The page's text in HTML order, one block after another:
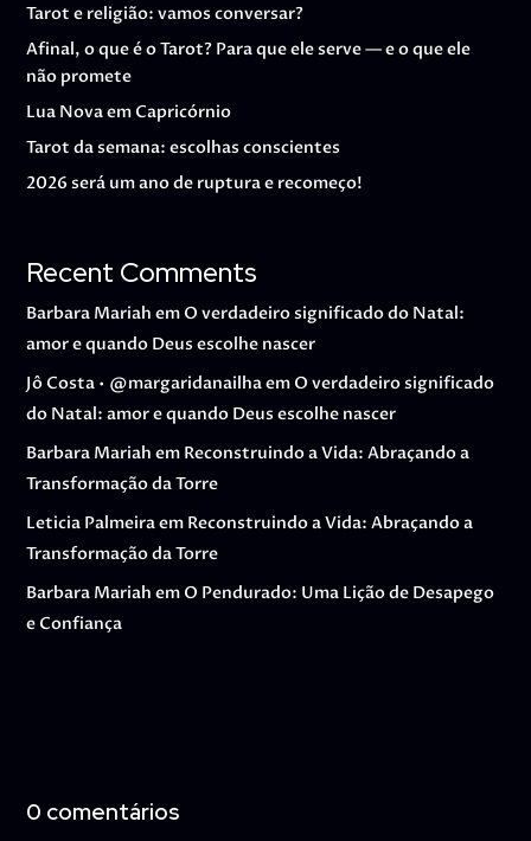
Tarot e religião: vamos conversar?
Afinal, o que é o Tarot? Para que ele serve — e o que ele
não promete
Lua Nova em Capricórnio
Tarot da semana: escolhas conscientes
2026 será um ano de ruptura e recomeço!
Recent Comments
Barbara Mariah em O verdadeiro significado do Natal:
amor e quando Deus escolhe nascer
Jô Costa • @margaridanailhaem O verdadeiro significado
do Natal: amor e quando Deus escolhe nascer
Barbara Mariah em Reconstruindo a Vida: Abraçando a
Transformação da Torre
Leticia Palmeiraem Reconstruindo a Vida: Abraçando a
Transformação da Torre
Barbara Mariah em O Pendurado: Uma Lição de Desapego
e Confiança
0 comentários